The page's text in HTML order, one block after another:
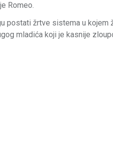
Romeo.
postati žrtve sistema u kojem
mladića koji je kasnije